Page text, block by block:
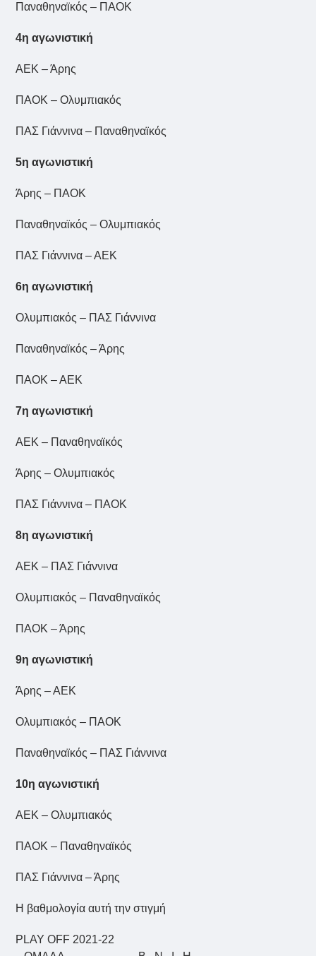
Παναθηναϊκός – ΠΑΟΚ
4η αγωνιστική
ΑΕΚ – Άρης
ΠΑΟΚ – Ολυμπιακός
ΠΑΣ Γιάννινα – Παναθηναϊκός
5η αγωνιστική
Άρης – ΠΑΟΚ
Παναθηναϊκός – Ολυμπιακός
ΠΑΣ Γιάννινα – ΑΕΚ
6η αγωνιστική
Ολυμπιακός – ΠΑΣ Γιάννινα
Παναθηναϊκός – Άρης
ΠΑΟΚ – ΑΕΚ
7η αγωνιστική
ΑΕΚ – Παναθηναϊκός
Άρης – Ολυμπιακός
ΠΑΣ Γιάννινα – ΠΑΟΚ
8η αγωνιστική
ΑΕΚ – ΠΑΣ Γιάννινα
Ολυμπιακός – Παναθηναϊκός
ΠΑΟΚ – Άρης
9η αγωνιστική
Άρης – ΑΕΚ
Ολυμπιακός – ΠΑΟΚ
Παναθηναϊκός – ΠΑΣ Γιάννινα
10η αγωνιστική
ΑΕΚ – Ολυμπιακός
ΠΑΟΚ – Παναθηναϊκός
ΠΑΣ Γιάννινα – Άρης
Η βαθμολογία αυτή την στιγμή
PLAY OFF 2021-22